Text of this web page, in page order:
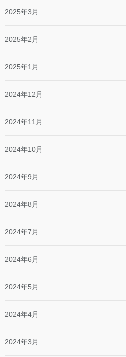
2025年3月
2025年2月
2025年1月
2024年12月
2024年11月
2024年10月
2024年9月
2024年8月
2024年7月
2024年6月
2024年5月
2024年4月
2024年3月